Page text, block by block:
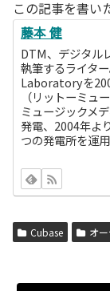
この記事を書い
藤本 健
DTM、デジタル
執筆するライタ
Laboratoryを
（リットーミュ
ミュージックメ
発電、2004年よ
つの発電所を運
Cubase オ